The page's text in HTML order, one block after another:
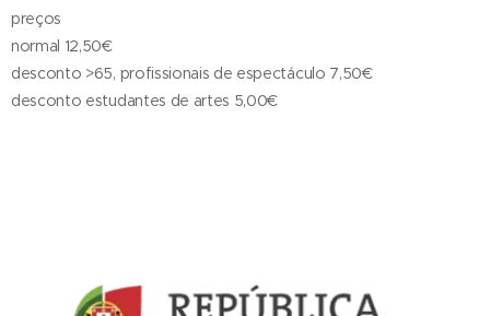
preços
normal 12,50€
desconto >65, profissionais de espectáculo 7,50€
desconto estudantes de artes 5,00€